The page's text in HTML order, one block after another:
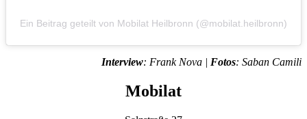
Ein Beitrag geteilt von Mobilat Heilbronn (@mobilat.heilbronn)
Interview: Frank Nova | Fotos: Saban Camili
Mobilat